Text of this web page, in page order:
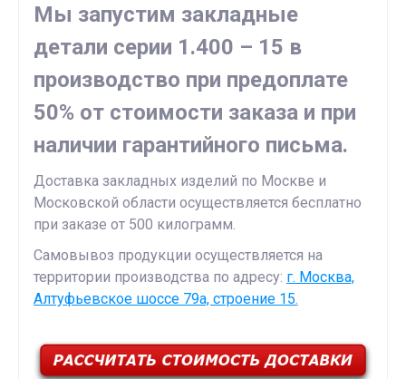
Мы запустим закладные
детали серии 1.400 – 15 в
производство при предоплате
50% от стоимости заказа и при
наличии гарантийного письма.
Доставка закладных изделий по Москве и
Московской области осуществляется бесплатно
при заказе от 500 килограмм.
Самовывоз продукции осуществляется на
территории производства по адресу: г. Москва,
Алтуфьевское шоссе 79а, строение 15